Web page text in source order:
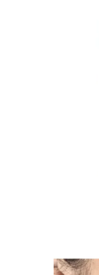
Porteurs de
appareils
Des
de la zone
Femmes
Patients
Les
que